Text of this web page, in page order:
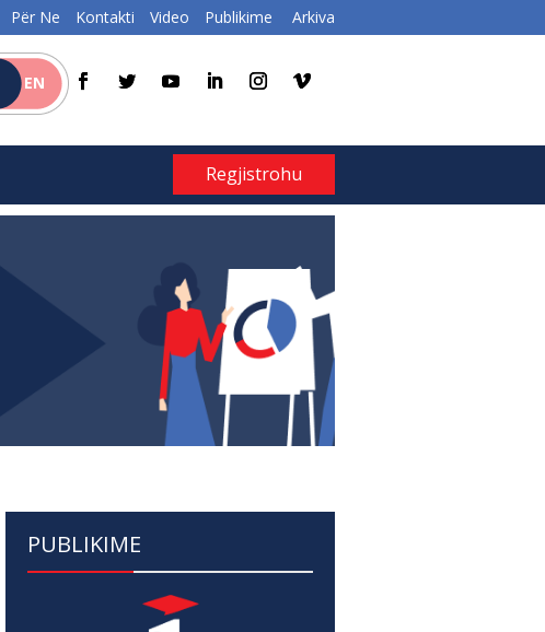
Për Ne Kontakti Video Publikime Arkiva
EN
Regjistrohu
PUBLIKIME